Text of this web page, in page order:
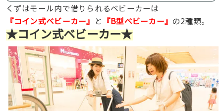
くずはモール内で借りられるベビーカーは
『コイン式ベビーカー』 と 『B型ベビーカー』 の2種類。
★コイン式ベビーカー★